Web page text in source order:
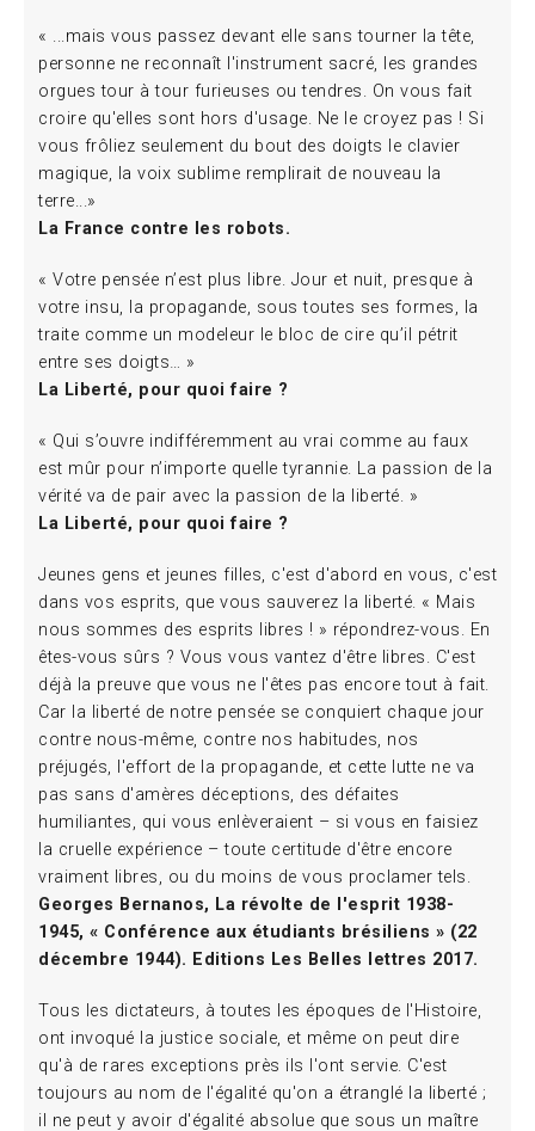
« ...mais vous passez devant elle sans tourner la tête,
personne ne reconnaît l'instrument sacré, les grandes
orgues tour à tour furieuses ou tendres. On vous fait
croire qu'elles sont hors d'usage. Ne le croyez pas ! Si
vous frôliez seulement du bout des doigts le clavier
magique, la voix sublime remplirait de nouveau la
terre...»
La France contre les robots.
« Votre pensée n’est plus libre. Jour et nuit, presque à
votre insu, la propagande, sous toutes ses formes, la
traite comme un modeleur le bloc de cire qu’il pétrit
entre ses doigts… »
La Liberté, pour quoi faire ?
« Qui s’ouvre indifféremment au vrai comme au faux
est mûr pour n’importe quelle tyrannie. La passion de la
vérité va de pair avec la passion de la liberté. »
La Liberté, pour quoi faire ?
Jeunes gens et jeunes filles, c'est d'abord en vous, c'est
dans vos esprits, que vous sauverez la liberté. « Mais
nous sommes des esprits libres ! » répondrez-vous. En
êtes-vous sûrs ? Vous vous vantez d'être libres. C'est
déjà la preuve que vous ne l'êtes pas encore tout à fait.
Car la liberté de notre pensée se conquiert chaque jour
contre nous-même, contre nos habitudes, nos
préjugés, l'effort de la propagande, et cette lutte ne va
pas sans d'amères déceptions, des défaites
humiliantes, qui vous enlèveraient – si vous en faisiez
la cruelle expérience – toute certitude d'être encore
vraiment libres, ou du moins de vous proclamer tels.
Georges Bernanos, La révolte de l'esprit 1938-
1945, « Conférence aux étudiants brésiliens » (22
décembre 1944). Editions Les Belles lettres 2017.
Tous les dictateurs, à toutes les époques de l'Histoire,
ont invoqué la justice sociale, et même on peut dire
qu'à de rares exceptions près ils l'ont servie. C'est
toujours au nom de l'égalité qu'on a étranglé la liberté ;
il ne peut y avoir d'égalité absolue que sous un maître